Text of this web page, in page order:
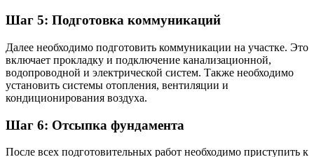
Шаг 5: Подготовка коммуникаций
Далее необходимо подготовить коммуникации на участке. Это
включает прокладку и подключение канализационной,
водопроводной и электрической систем. Также необходимо
установить системы отопления, вентиляции и
кондиционирования воздуха.
Шаг 6: Отсыпка фундамента
После всех подготовительных работ необходимо приступить к